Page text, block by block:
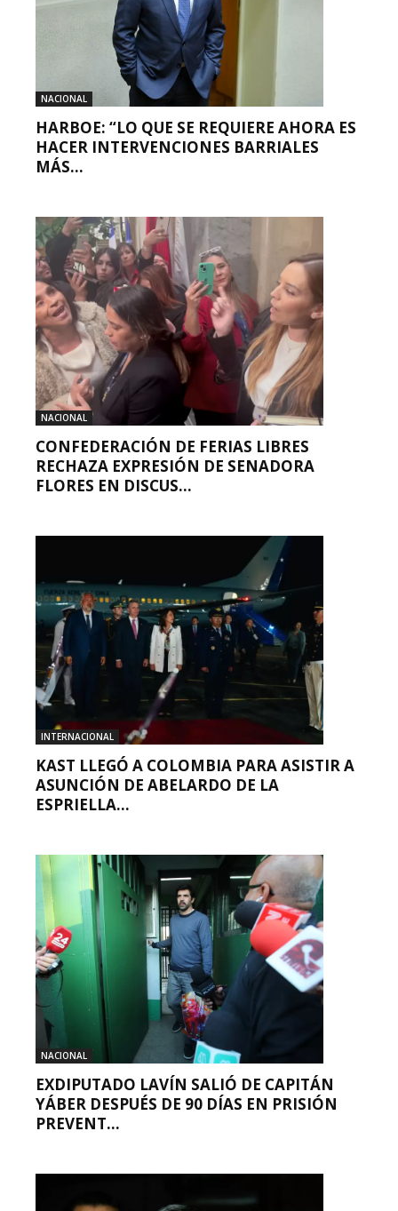
NACIONAL
HARBOE: “LO QUE SE REQUIERE AHORA ES
HACER INTERVENCIONES BARRIALES
MÁS...
NACIONAL
CONFEDERACIÓN DE FERIAS LIBRES
RECHAZA EXPRESIÓN DE SENADORA
FLORES EN DISCUS...
INTERNACIONAL
KAST LLEGÓ A COLOMBIA PARA ASISTIR A
ASUNCIÓN DE ABELARDO DE LA
ESPRIELLA...
NACIONAL
EXDIPUTADO LAVÍN SALIÓ DE CAPITÁN
YÁBER DESPUÉS DE 90 DÍAS EN PRISIÓN
PREVENT...